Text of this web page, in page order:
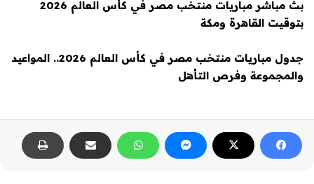
بث مباشر مباريات منتخب مصر في كأس العالم 2026
بتوقيت القاهرة ومكة
جدول مباريات منتخب مصر في كأس العالم 2026.. المواعيد
والمجموعة وفرص التأهل